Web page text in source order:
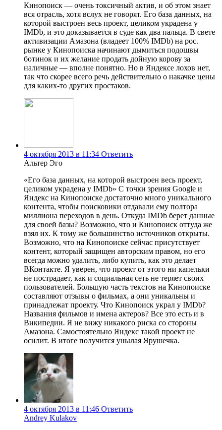
Кинопоиск — очень токсичный актив, и об этом знает
вся отрасль, хотя вслух не говорят. Его база данных, на
которой выстроен весь проект, целиком украдена у
IMDb, и это доказывается в суде как два пальца. В свете
активизации Амазона (владеет 100% IMDb) на рос.
рынке у Кинопоиска начинают дымиться подошвы
ботинок и их желание продать дойную корову за
наличные — вполне понятно. Но в Яндексе лохов нет,
так что скорее всего речь действительно о накачке цены
для каких-то других простаков.
4 октября 2013 в 11:34 Ответить
Альтер Эго
«Его база данных, на которой выстроен весь проект,
целиком украдена у IMDb» С точки зрения Google и
Яндекс на Кинопоиске достаточно много уникального
контента, чтобы поисковики отдавали ему полтора
миллиона переходов в день. Откуда IMDb берет данные
для своей базы? Возможно, что и Кинопоиск оттуда же
взял их. К тому же большинство источников открыты.
Возможно, что на Кинопоиске сейчас присутствует
контент, который защищен авторским правом, но его
всегда можно удалить, либо купить, как это делает
ВКонтакте. Я уверен, что проект от этого ни капельки
не пострадает, как и социальная сеть не теряет своих
пользователей. Большую часть текстов на Кинопоиске
составляют отзывы о фильмах, а они уникальны и
принадлежат проекту. Что Кинопоиск украл у IMDb?
Названия фильмов и имена актеров? Все это есть и в
Википедии. Я не вижу никакого риска со стороны
Амазона. Самостоятельно Яндекс такой проект не
осилит. В итоге получится унылая Ярушечка.
4 октября 2013 в 11:46 Ответить
Andrey Kulakov